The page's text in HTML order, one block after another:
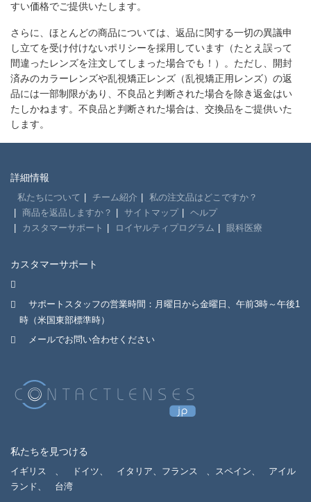
すい価格でご提供いたします。
さらに、ほとんどの商品については、返品に関する一切の異議申
し立てを受け付けないポリシーを採用しています（たとえ誤って
間違ったレンズを注文してしまった場合でも！）。ただし、開封
済みのカラーレンズや乱視矯正レンズ（乱視矯正用レンズ）の返
品には一部制限があり、不良品と判断された場合を除き返金はい
たしかねます。不良品と判断された場合は、交換品をご提供いた
します。
詳細情報
私たちについて チーム紹介
私の注文品はどこですか？
商品を返品しますか？
サイトマップ
ヘルプ
カスタマーサポート
ロイヤルティプログラム 眼科医療
カスタマーサポート
サポートスタッフの営業時間：月曜日から金曜日、午前3時～午後1
時（米国東部標準時）
メールでお問い合わせください
私たちを見つける
イギリス 、 ドイツ、 イタリア、フランス 、スペイン、
アイル
ランド、
台湾